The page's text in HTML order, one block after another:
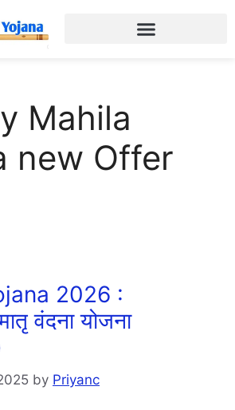
Mahila
new Offer
2026 :
वंदना योजना
by Priyanc